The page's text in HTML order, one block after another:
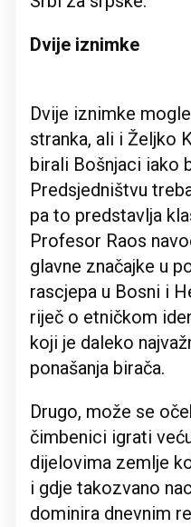
Dvije iznimke
Dvije iznimke
stranka, ali i Željko
birali Bošnjaci iako
Predsjedništvu
pa to predstavlja
Profesor Raos
glavne značajke u
rascjepa u Bosni i
riječ o etničkom
koji je daleko
ponašanja birača.
Drugo, može se
čimbenici igrati
dijelovima zemlje
i gdje takozvano
dominira dnevnim